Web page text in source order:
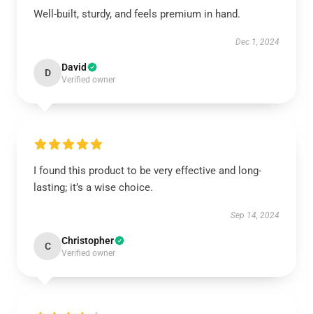
Well-built, sturdy, and feels premium in hand.
Dec 1, 2024
D David
Verified owner
I found this product to be very effective and long-
lasting; it’s a wise choice.
Sep 14, 2024
C Christopher
Verified owner